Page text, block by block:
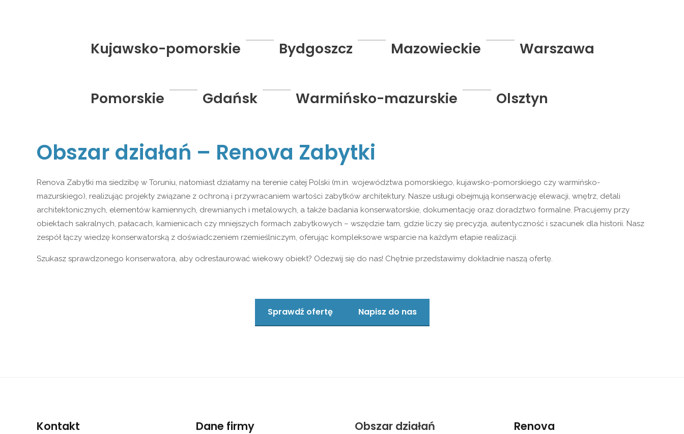
Kujawsko-pomorskie Bydgoszcz Mazowieckie Warszawa
Pomorskie Gdańsk Warmińsko-mazurskie Olsztyn
Obszar działań – Renova Zabytki
Renova Zabytki ma siedzibę w Toruniu, natomiast działamy na terenie całej Polski (m.in. województwa pomorskiego, kujawsko-pomorskiego czy warmińsko-
mazurskiego), realizując projekty związane z ochroną i przywracaniem wartości zabytków architektury. Nasze usługi obejmują konserwację elewacji, wnętrz, detali
architektonicznych, elementów kamiennych, drewnianych i metalowych, a także badania konserwatorskie, dokumentację oraz doradztwo formalne. Pracujemy przy
obiektach sakralnych, pałacach, kamienicach czy mniejszych formach zabytkowych – wszędzie tam, gdzie liczy się precyzja, autentyczność i szacunek dla historii. Nasz
zespół łączy wiedzę konserwatorską z doświadczeniem rzemieślniczym, oferując kompleksowe wsparcie na każdym etapie realizacji.
Szukasz sprawdzonego konserwatora, aby odrestaurować wiekowy obiekt? Odezwij się do nas! Chętnie przedstawimy dokładnie naszą ofertę.
Sprawdź ofertę Napisz do nas
Kontakt Dane firmy Obszar działań Renova